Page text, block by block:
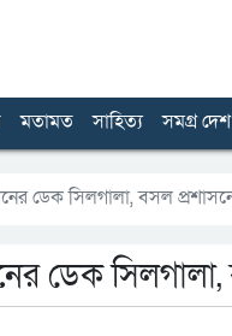
মতামত সাহিত্য সমগ্র দেশ
ডেক সিলগালা, বসল
ডেক